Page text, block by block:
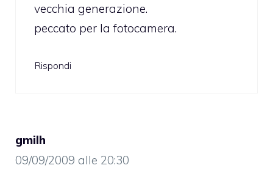
vecchia generazione.
peccato per la fotocamera.
Rispondi
gmilh
09/09/2009 alle 20:30